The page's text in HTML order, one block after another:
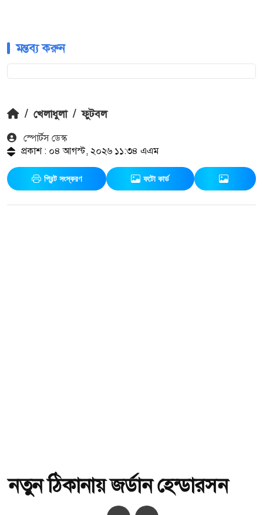
মন্তব্য করুন
/ খেলাধুলা / ফুটবল
স্পোর্টস ডেস্ক
প্রকাশ : ০৪ আগস্ট, ২০২৬ ১১:৩৪ এএম
প্রিন্ট সংস্করণ ফটো কার্ড
নতুন ঠিকানায় জর্ডান হেন্ডারসন